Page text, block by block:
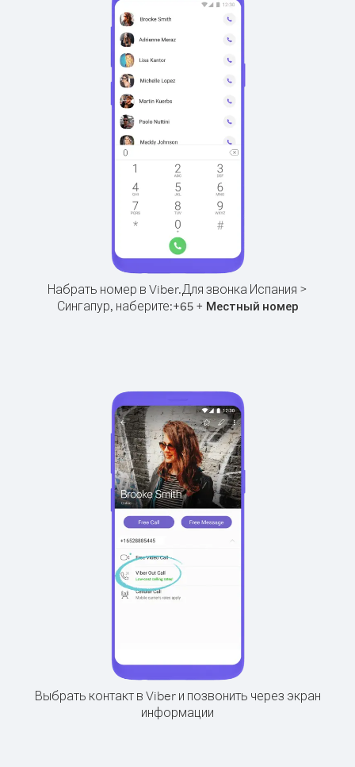
Набрать номер в Viber.Для звонка Испания >
Сингапур, наберите:+65+ Местный номер
Выбрать контакт в Viber и позвонить через экран
информации